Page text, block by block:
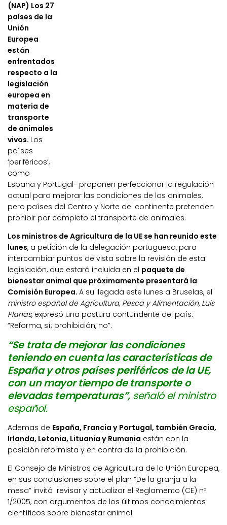
(NAP) Los 27
países de la
Unión
Europea
están
enfrentados
respecto a la
legislación
europea en
materia de
transporte
de animales
vivos. Los
países
‘periféricos’,
como
España y Portugal- proponen perfeccionar la regulación
actual para mejorar las condiciones de los animales,
pero países del Centro y Norte del continente pretenden
prohibir por completo el transporte de animales.
Los ministros de Agricultura de la UE se han reunido este
lunes, a petición de la delegación portuguesa, para
intercambiar puntos de vista sobre la revisión de esta
legislación, que estará incluida en el paquete de
bienestar animal que próximamente presentará la
Comisión Europea. A su llegada este lunes a Bruselas, el
ministro español de Agricultura, Pesca y Alimentación, Luis
Planas, expresó una postura contundente del país:
“Reforma, sí; prohibición, no”.
“Se trata de mejorar las condiciones
teniendo en cuenta las características de
España y otros países periféricos de la UE,
con un mayor tiempo de transporte o
elevadas temperaturas”, señaló el ministro
español.
Ademas de España, Francia y Portugal, también Grecia,
Irlanda, Letonia, Lituania y Rumania están con la
posición reformista y en contra de la prohibición.
El Consejo de Ministros de Agricultura de la Unión Europea,
en sus conclusiones sobre el plan “De la granja a la
mesa” invitó revisar y actualizar el Reglamento (CE) nº
1/2005, con argumentos de los últimos conocimientos
científicos sobre bienestar animal.